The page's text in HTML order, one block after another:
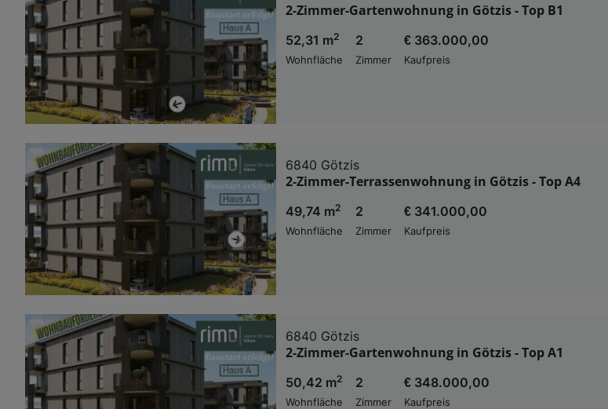
2-Zimmer-Gartenwohnung in Götzis - Top B1
52,31 m2
Wohnfläche
2
Zimmer
€ 363.000,00
Kaufpreis
6840 Götzis
2-Zimmer-Terrassenwohnung in Götzis - Top A4
49,74 m2
Wohnfläche
2
Zimmer
€ 341.000,00
Kaufpreis
6840 Götzis
2-Zimmer-Gartenwohnung in Götzis - Top A1
50,42 m2
Wohnfläche
2
Zimmer
€ 348.000,00
Kaufpreis